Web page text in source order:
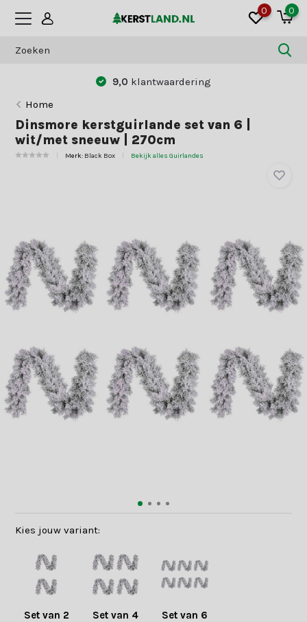
0 0
9,0 klantwaardering
Home
Dinsmore kerstguirlande set van 6 |
wit/met sneeuw | 270cm
Merk: Black Box Bekijk alles Guirlandes
Kies jouw variant:
Set van 2 Set van 4 Set van 6